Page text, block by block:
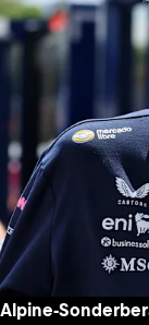
Alpine-